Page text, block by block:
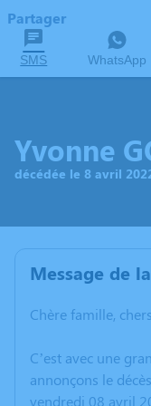
Partager
SMS WhatsApp
Yvonne
décédée le 8 avril
Message de
Chère famille,
C’est avec une
annonçons le
vendredi 08 avril